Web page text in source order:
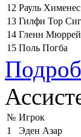
12 Рауль Хименес
13 Гилфи Тор
14 Гленн Мюррей
15 Поль Погба
№ Игрок
1
Эден Азар